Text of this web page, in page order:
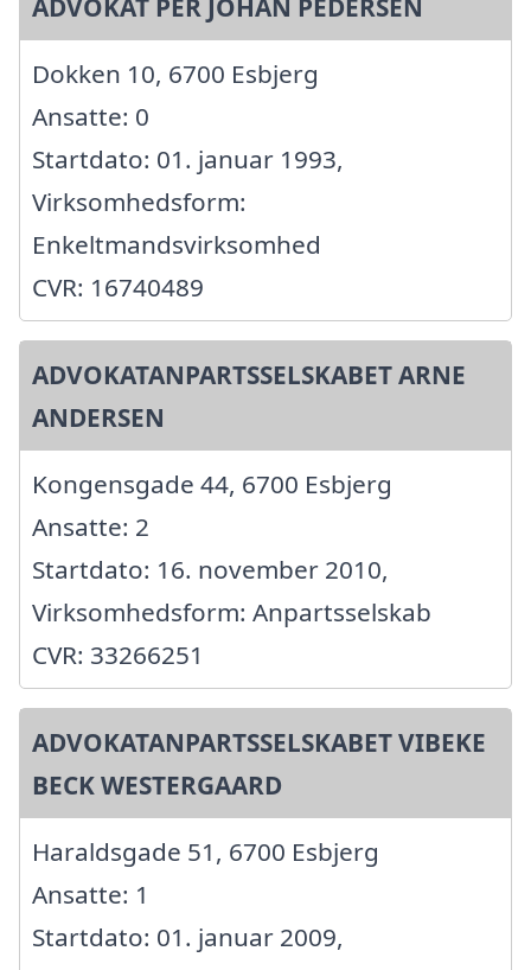
ADVOKAT PER JOHAN PEDERSEN
Dokken 10, 6700 Esbjerg
Ansatte: 0
Startdato: 01. januar 1993,
Virksomhedsform:
Enkeltmandsvirksomhed
CVR: 16740489
ADVOKATANPARTSSELSKABET ARNE
ANDERSEN
Kongensgade 44, 6700 Esbjerg
Ansatte: 2
Startdato: 16. november 2010,
Virksomhedsform: Anpartsselskab
CVR: 33266251
ADVOKATANPARTSSELSKABET VIBEKE
BECK WESTERGAARD
Haraldsgade 51, 6700 Esbjerg
Ansatte: 1
Startdato: 01. januar 2009,